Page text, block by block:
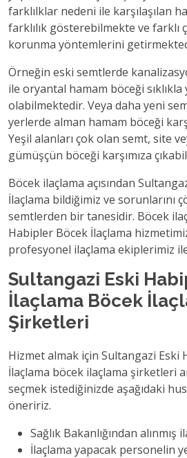
farklılklar nedeni ile karşılaşılan
farklılık gösterebilmekte ve farklı
korunma yöntemlerini
Örneğin eski semtlerde
ile oryantal hamam böceği
olabilmektedir. Veya daha yeni
yerlerde alman hamam böceği
Yeşil alanları çok olan semt, site
gümüşçün böceği karşımıza
Böcek ilaçlama açısından
İlaçlama bildiğimiz ve sorunlarını
semtlerden bir tanesidir. Böcek
Habipler Böcek İlaçlama
profesyonel ilaçlama ekiplerimiz
Sultangazi Eski
İlaçlama Böcek
Şirketleri
Hizmet almak için Sultangazi Eski
İlaçlama böcek ilaçlama şirketleri
seçmek istediğinizde aşağıdaki
öneririz.
Sağlık Bakanlığından alınmış
İlaçlama yapacak personelin